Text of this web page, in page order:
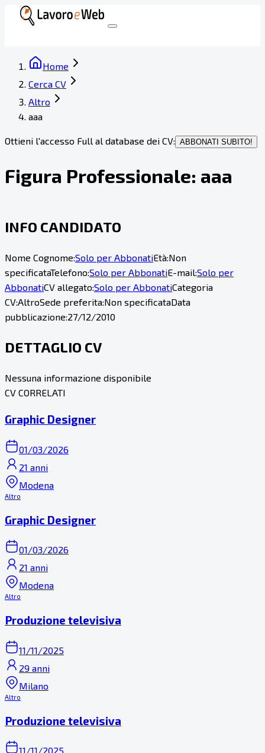
Home
Cerca CV
Altro
aaa
Ottieni l'accesso Full al database dei CV: ABBONATI SUBITO!
Figura Professionale: aaa
INFO CANDIDATO
Nome Cognome:Solo per AbbonatiEtà:Non
specificataTelefono:Solo per AbbonatiE-mail:Solo per
AbbonatiCV allegato:Solo per AbbonatiCategoria
CV:AltroSede preferita:Non specificataData
pubblicazione:27/12/2010
DETTAGLIO CV
Nessuna informazione disponibile
CV CORRELATI
Graphic Designer
01/03/2026
21 anni
Modena
Altro
Graphic Designer
01/03/2026
21 anni
Modena
Altro
Produzione televisiva
11/11/2025
29 anni
Milano
Altro
Produzione televisiva
11/11/2025